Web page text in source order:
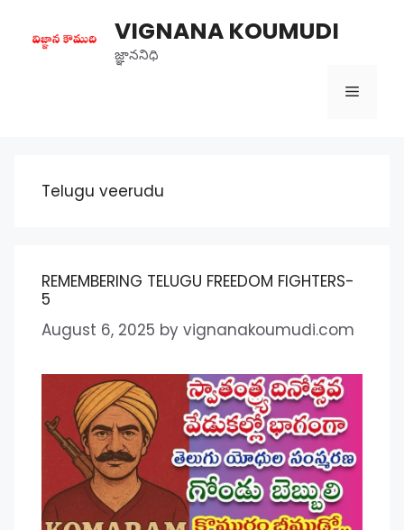
content
VIGNANA KOUMUDI
జ్ఞాననిధి
Menu
Telugu veerudu
REMEMBERING TELUGU FREEDOM FIGHTERS-
5
August 6, 2025 by vignanakoumudi.com